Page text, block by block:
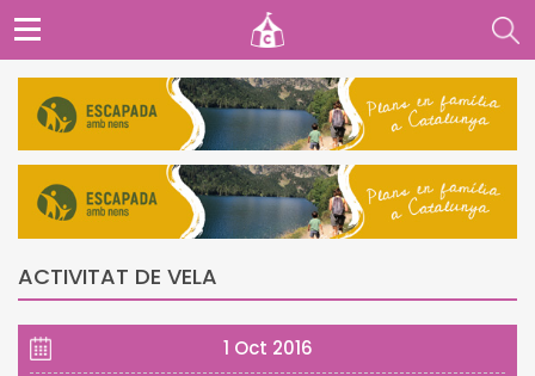
ACTIVITAT DE VELA
1 Oct 2016